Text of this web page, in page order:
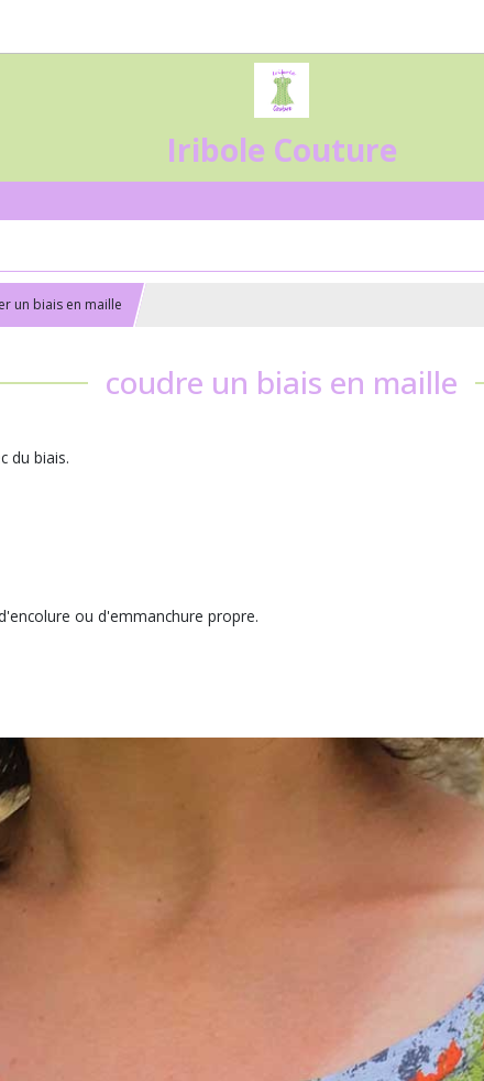
Iribole Couture
un biais en maille
coudre un biais en maille
du biais.
ou d'emmanchure propre.